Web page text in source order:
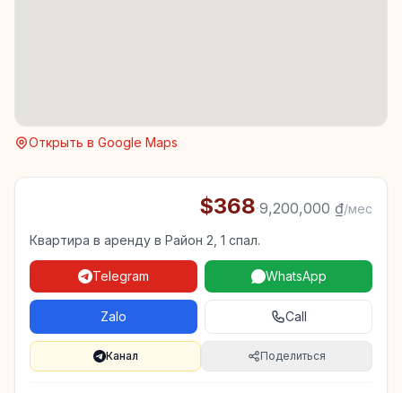
Открыть в Google Maps
$368·9,200,000 ₫/мес
Квартира в аренду в Район 2, 1 спал.
Telegram WhatsApp
Zalo Call
Канал Поделиться